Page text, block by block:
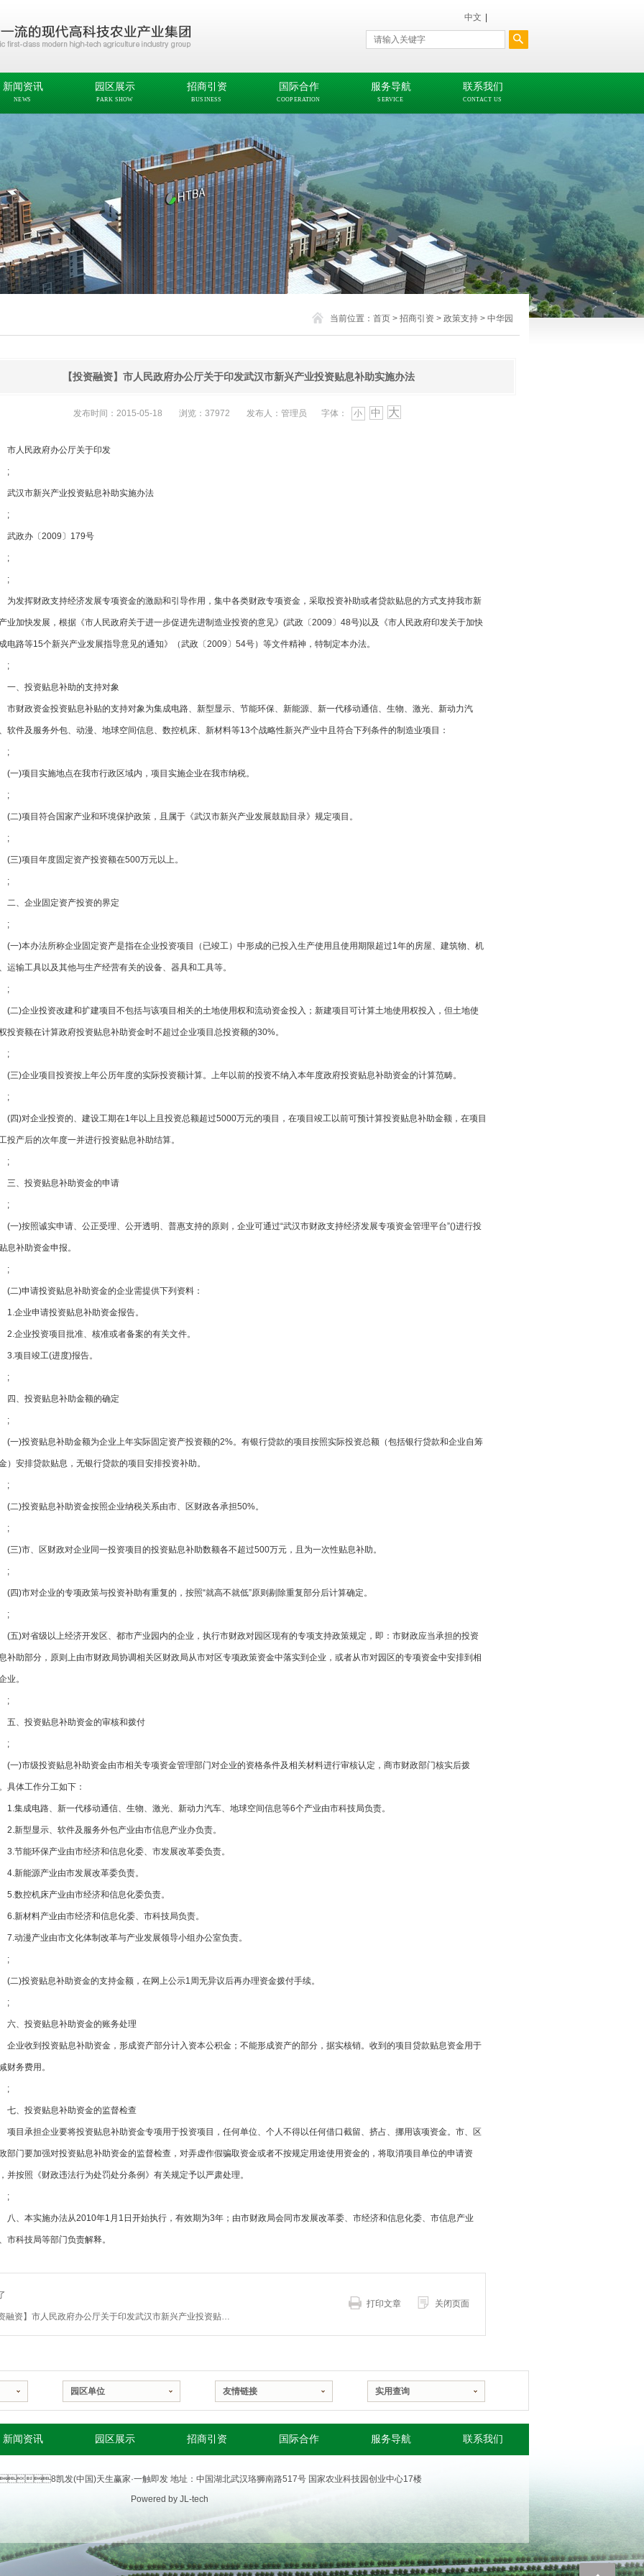
中文
新闻资讯
NEWS
园区展示
PARK SHOW
招商引资
BUSINESS
国际合作
COOPERATION
服务导航
SERVICE
联系我们
CONTACT US
当前位置： 首页 > 招商引资 > 政策支持 > 中华园
【投资融资】市人民政府办公厅关于印发武汉市新兴产业投资贴息补助实施办法
发布时间：2015-05-18 浏览：37972 发布人：管理员 字体： 小 中 大
市人民政府办公厅关于印发
;
武汉市新兴产业投资贴息补助实施办法
;
武政办〔2009〕179号
;
;
为发挥财政支持经济发展专项资金的激励和引导作用，集中各类财政专项资金，采取投资补助或者贷款贴息的方式支持我市新
业加快发展，根据《市人民政府关于进一步促进先进制造业投资的意见》(武政〔2009〕48号)以及《市人民政府印发关于加快
电路等15个新兴产业发展指导意见的通知》（武政〔2009〕54号）等文件精神，特制定本办法。
;
一、投资贴息补助的支持对象
市财政资金投资贴息补贴的支持对象为集成电路、新型显示、节能环保、新能源、新一代移动通信、生物、激光、新动力汽
软件及服务外包、动漫、地球空间信息、数控机床、新材料等13个战略性新兴产业中且符合下列条件的制造业项目：
;
(一)项目实施地点在我市行政区域内，项目实施企业在我市纳税。
;
(二)项目符合国家产业和环境保护政策，且属于《武汉市新兴产业发展鼓励目录》规定项目。
;
(三)项目年度固定资产投资额在500万元以上。
;
二、企业固定资产投资的界定
;
(一)本办法所称企业固定资产是指在企业投资项目（已竣工）中形成的已投入生产使用且使用期限超过1年的房屋、建筑物、机
运输工具以及其他与生产经营有关的设备、器具和工具等。
;
(二)企业投资改建和扩建项目不包括与该项目相关的土地使用权和流动资金投入；新建项目可计算土地使用权投入，但土地使
投资额在计算政府投资贴息补助资金时不超过企业项目总投资额的30%。
;
(三)企业项目投资按上年公历年度的实际投资额计算。上年以前的投资不纳入本年度政府投资贴息补助资金的计算范畴。
;
(四)对企业投资的、建设工期在1年以上且投资总额超过5000万元的项目，在项目竣工以前可预计算投资贴息补助金额，在项目
投产后的次年度一并进行投资贴息补助结算。
;
三、投资贴息补助资金的申请
;
(一)按照诚实申请、公正受理、公开透明、普惠支持的原则，企业可通过“武汉市财政支持经济发展专项资金管理平台”()进行投
息补助资金申报。
;
(二)申请投资贴息补助资金的企业需提供下列资料：
1.企业申请投资贴息补助资金报告。
2.企业投资项目批准、核准或者备案的有关文件。
3.项目竣工(进度)报告。
;
四、投资贴息补助金额的确定
;
(一)投资贴息补助金额为企业上年实际固定资产投资额的2%。有银行贷款的项目按照实际投资总额（包括银行贷款和企业自筹
）安排贷款贴息，无银行贷款的项目安排投资补助。
;
(二)投资贴息补助资金按照企业纳税关系由市、区财政各承担50%。
;
(三)市、区财政对企业同一投资项目的投资贴息补助数额各不超过500万元，且为一次性贴息补助。
;
(四)市对企业的专项政策与投资补助有重复的，按照“就高不就低”原则剔除重复部分后计算确定。
;
(五)对省级以上经济开发区、都市产业园内的企业，执行市财政对园区现有的专项支持政策规定，即：市财政应当承担的投资
补助部分，原则上由市财政局协调相关区财政局从市对区专项政策资金中落实到企业，或者从市对园区的专项资金中安排到相
业。
;
五、投资贴息补助资金的审核和拨付
;
(一)市级投资贴息补助资金由市相关专项资金管理部门对企业的资格条件及相关材料进行审核认定，商市财政部门核实后拨
具体工作分工如下：
1.集成电路、新一代移动通信、生物、激光、新动力汽车、地球空间信息等6个产业由市科技局负责。
2.新型显示、软件及服务外包产业由市信息产业办负责。
3.节能环保产业由市经济和信息化委、市发展改革委负责。
4.新能源产业由市发展改革委负责。
5.数控机床产业由市经济和信息化委负责。
6.新材料产业由市经济和信息化委、市科技局负责。
7.动漫产业由市文化体制改革与产业发展领导小组办公室负责。
;
(二)投资贴息补助资金的支持金额，在网上公示1周无异议后再办理资金拨付手续。
;
六、投资贴息补助资金的账务处理
企业收到投资贴息补助资金，形成资产部分计入资本公积金；不能形成资产的部分，据实核销。收到的项目贷款贴息资金用于
财务费用。
;
七、投资贴息补助资金的监督检查
项目承担企业要将投资贴息补助资金专项用于投资项目，任何单位、个人不得以任何借口截留、挤占、挪用该项资金。市、区
部门要加强对投资贴息补助资金的监督检查，对弄虚作假骗取资金或者不按规定用途使用资金的，将取消项目单位的申请资
并按照《财政违法行为处罚处分条例》有关规定予以严肃处理。
;
八、本实施办法从2010年1月1日开始执行，有效期为3年；由市财政局会同市发展改革委、市经济和信息化委、市信息产业
市科技局等部门负责解释。
【投资融资】市人民政府办公厅关于印发武汉市新兴产业投资贴息补助实施办法
打印文章 关闭页面
园区单位 友情链接 实用查询
新闻资讯 园区展示 招商引资 国际合作 服务导航 联系我们
凯发(中国)天生赢家·一触即发 地址：中国湖北武汉珞狮南路517号 国家农业科技园创业中心17楼
Powered by JL-tech